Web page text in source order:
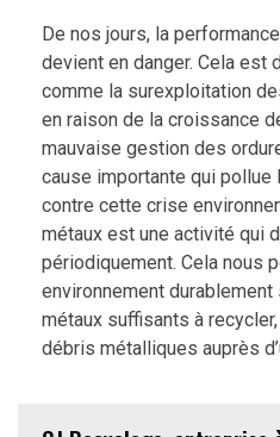
De nos jours, la
devient en danger. Cela est
comme la surexploitation
en raison de la croissance
mauvaise gestion des
cause importante qui pollue
contre cette crise
métaux est une activité qui
périodiquement. Cela nous
environnement durablement
métaux suffisants à
débris métalliques auprès